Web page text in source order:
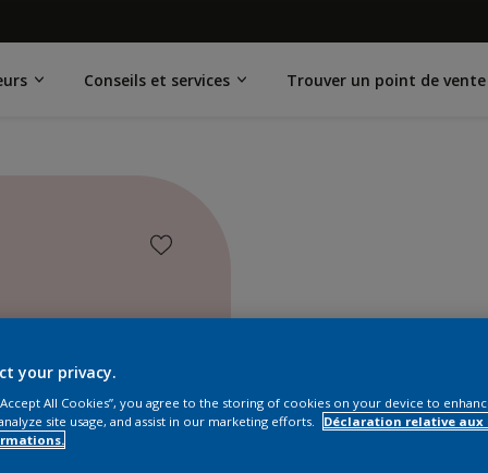
Conseils et services Trouver un point de vente
your privacy.
All Cookies”, you agree to the storing of cookies on your device to
site usage, and assist in our marketing efforts.
Déclaration relative aux